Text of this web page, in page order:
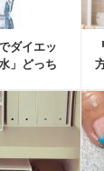
ダイエッ
」どっち